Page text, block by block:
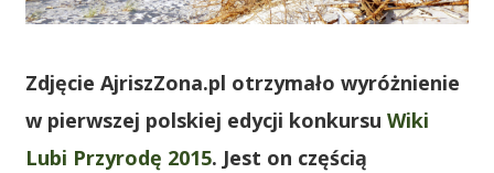
Zdjęcie AjriszZona.pl otrzymało wyróżnienie
w pierwszej polskiej edycji konkursu Wiki
Lubi Przyrodę 2015. Jest on częścią